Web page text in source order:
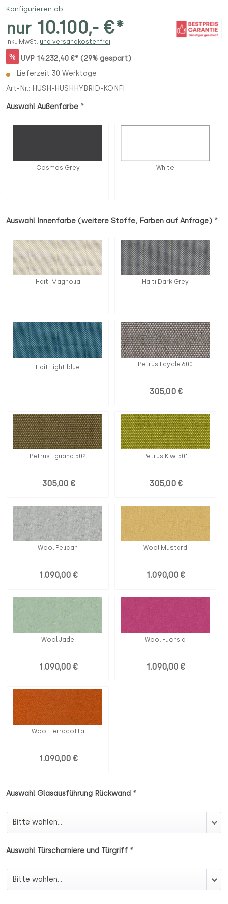
Konfigurieren ab
nur 10.100,- €*
inkl. MwSt. und versandkostenfrei
% UVP 14.232,40 €* (29% gespart)
Lieferzeit 30 Werktage
Art-Nr.: HUSH-HUSHHYBRID-KONFI
Auswahl Außenfarbe *
Cosmos Grey White
Auswahl Innenfarbe (weitere Stoffe, Farben auf Anfrage) *
Haiti Magnolia Haiti Dark Grey
Haiti light blue Petrus Lcycle 600
305,00 €
Petrus Lguana 502
305,00 €
Petrus Kiwi 501
305,00 €
Wool Pelican
1.090,00 €
Wool Mustard
1.090,00 €
Wool Jade
1.090,00 €
Wool Fuchsia
1.090,00 €
Wool Terracotta
1.090,00 €
Auswahl Glasausführung Rückwand *
Auswahl Glasausführung Rückwand
Auswahl Türscharniere und Türgriff *
Auswahl Türscharniere und Türgriff